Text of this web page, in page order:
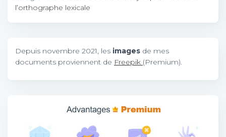
l’orthographe lexicale
Depuis novembre 2021, les images de mes
documents proviennent de Freepik (Premium).